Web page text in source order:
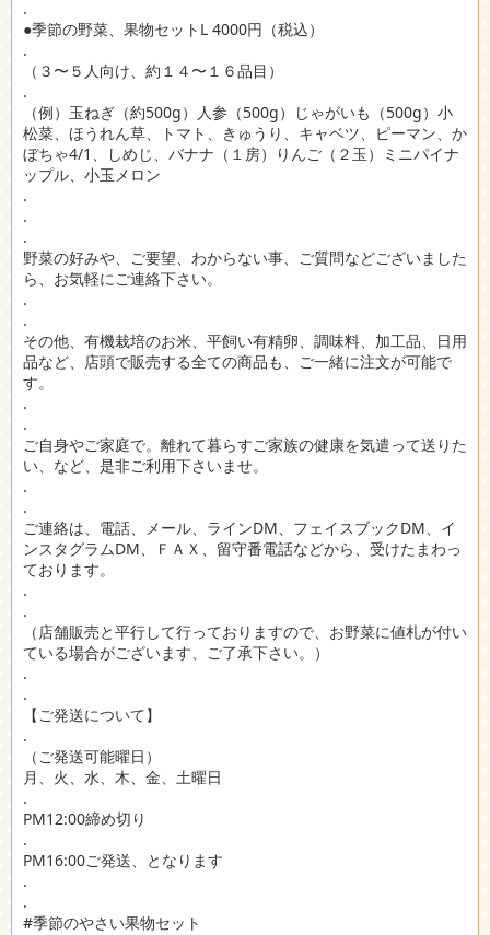
.
●季節の野菜、果物セットL 4000円（税込）
.
（３〜５人向け、約１４〜１６品目）
.
（例）玉ねぎ（約500g）人参（500g）じゃがいも（500g）小
松菜、ほうれん草、トマト、きゅうり、キャベツ、ピーマン、か
ぼちゃ4/1、しめじ、バナナ（１房）りんご（２玉）ミニパイナ
ップル、小玉メロン
.
.
.
野菜の好みや、ご要望、わからない事、ご質問などございました
ら、お気軽にご連絡下さい。
.
.
その他、有機栽培のお米、平飼い有精卵、調味料、加工品、日用
品など、店頭で販売する全ての商品も、ご一緒に注文が可能で
す。
.
.
ご自身やご家庭で。離れて暮らすご家族の健康を気遣って送りた
い、など、是非ご利用下さいませ。
.
.
ご連絡は、電話、メール、ラインDM、フェイスブックDM、イ
ンスタグラムDM、ＦＡＸ、留守番電話などから、受けたまわっ
ております。
.
.
（店舗販売と平行して行っておりますので、お野菜に値札が付い
ている場合がございます、ご了承下さい。）
.
.
【ご発送について】
.
（ご発送可能曜日）
月、火、水、木、金、土曜日
.
PM12:00締め切り
.
PM16:00ご発送、となります
.
.
#季節のやさい果物セット